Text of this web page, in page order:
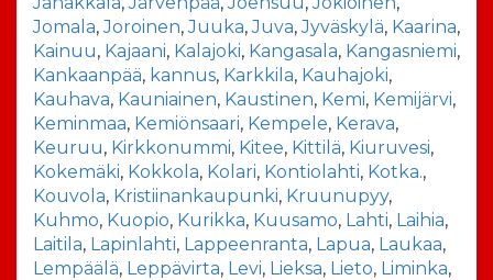
Jomala,Joroinen,Juuka,Juva,Jyväskylä, Kaarina,
Kainuu, Kajaani, Kalajoki, Kangasala, Kangasniemi,
Kankaanpää, kannus, Karkkila, Kauhajoki,
Kauhava, Kauniainen, Kaustinen, Kemi, Kemijärvi,
Keminmaa, Kemiönsaari, Kempele, Kerava,
Keuruu, Kirkkonummi, Kitee, Kittilä, Kiuruvesi,
Kokemäki, Kokkola, Kolari, Kontiolahti, Kotka.,
Kouvola, Kristiinankaupunki, Kruunupyy,
Kuhmo, Kuopio, Kurikka, Kuusamo, Lahti, Laihia,
Laitila, Lapinlahti, Lappeenranta, Lapua, Laukaa,
Lempäälä, Leppävirta, Levi, Lieksa, Lieto, Liminka,